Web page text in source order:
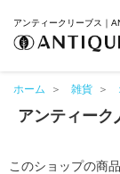
アンティークリーブス｜
ホーム ＞ 雑貨 ＞
アンティーク
このショップの商